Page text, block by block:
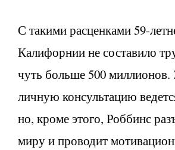
С такими расценками 59-
Калифорнии не составило
чуть больше 500 миллионов.
личную консультацию
но, кроме этого, Роббинс
миру и проводит